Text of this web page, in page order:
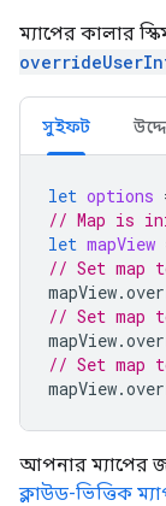
ম্যাপের কালার
সুইফট
let options
// Map is
let mapView
// Set map
mapView.
// Set map
mapView.
// Set map
mapView.
আপনার ম্যাপের
ক্লাউড-ভিত্তিক